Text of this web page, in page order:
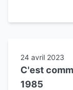
24 avril 2023
C'est
1985